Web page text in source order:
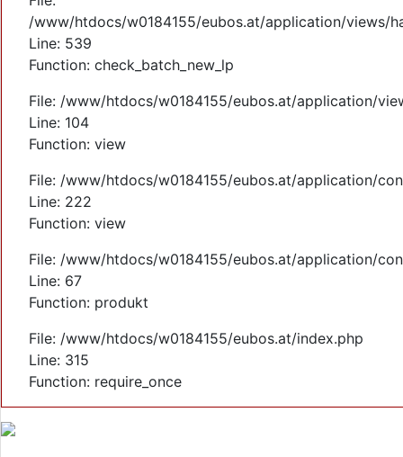
/www/htdocs/w0184155/eubos.at/application/views/
Line: 539
Function: check_batch_new_lp
File: /www/htdocs/w0184155/eubos.at/application/
Line: 104
Function: view
File: /www/htdocs/w0184155/eubos.at/application/
Line: 222
Function: view
File: /www/htdocs/w0184155/eubos.at/application/
Line: 67
Function: produkt
File: /www/htdocs/w0184155/eubos.at/index.php
Line: 315
Function: require_once